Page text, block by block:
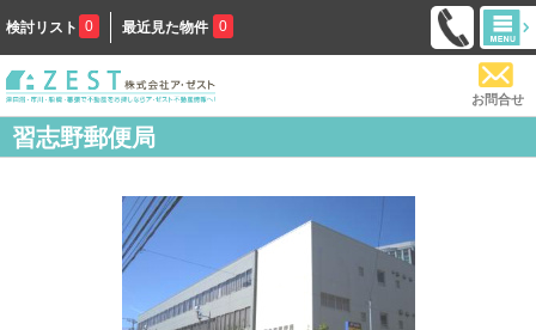
検討リスト 0 最近見た物件 0
お問合せ
習志野郵便局